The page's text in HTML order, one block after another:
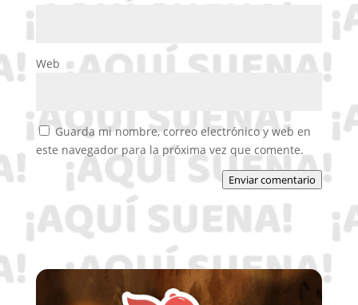
Web
Guarda mi nombre, correo electrónico y web en
este navegador para la próxima vez que comente.
Enviar comentario